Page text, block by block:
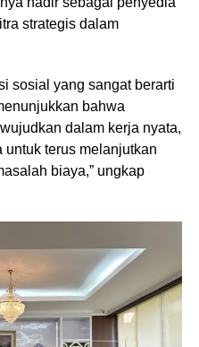
strategis dalam
sosial yang sangat berarti
bahwa
dalam kerja nyata,
terus melanjutkan
biaya,” ungkap